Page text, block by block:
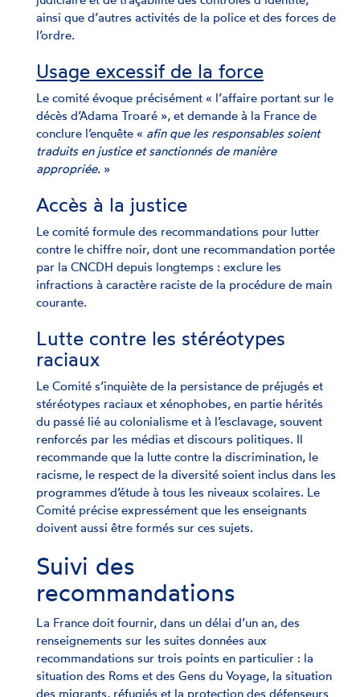
ainsi que d’autres activités de la police et des forces de
l’ordre.
Usage excessif de la force
Le comité évoque précisément « l’affaire portant sur le
décès d’Adama Troaré », et demande à la France de
conclure l’enquête « afin que les responsables soient
traduits en justice et sanctionnés de manière
appropriée. »
Accès à la justice
Le comité formule des recommandations pour lutter
contre le chiffre noir, dont une recommandation portée
par la CNCDH depuis longtemps : exclure les
infractions à caractère raciste de la procédure de main
courante.
Lutte contre les stéréotypes
raciaux
Le Comité s’inquiète de la persistance de préjugés et
stéréotypes raciaux et xénophobes, en partie hérités
du passé lié au colonialisme et à l’esclavage, souvent
renforcés par les médias et discours politiques. Il
recommande que la lutte contre la discrimination, le
racisme, le respect de la diversité soient inclus dans les
programmes d’étude à tous les niveaux scolaires. Le
Comité précise expressément que les enseignants
doivent aussi être formés sur ces sujets.
Suivi des
recommandations
La France doit fournir, dans un délai d’un an, des
renseignements sur les suites données aux
recommandations sur trois points en particulier : la
situation des Roms et des Gens du Voyage, la situation
des migrants, réfugiés et la protection des défenseurs